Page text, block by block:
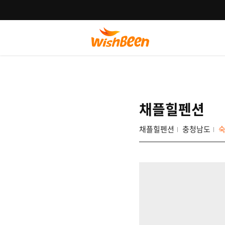
채플힐펜션
채플힐펜션 충청남도